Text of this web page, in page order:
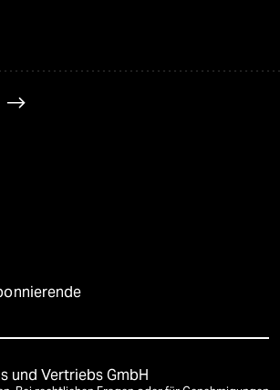
und Vertriebs GmbH